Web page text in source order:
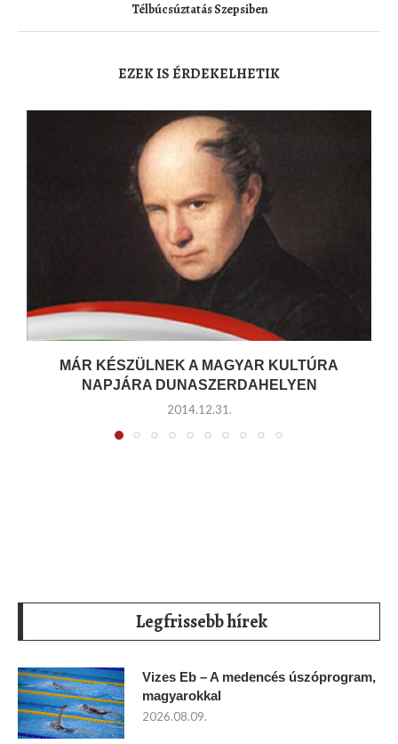
Télbúcsúztatás Szepsiben
EZEK IS ÉRDEKELHETIK
MÁR KÉSZÜLNEK A MAGYAR KULTÚRA
NAPJÁRA DUNASZERDAHELYEN
2014.12.31.
Legfrissebb hírek
Vizes Eb – A medencés úszóprogram,
magyarokkal
2026.08.09.